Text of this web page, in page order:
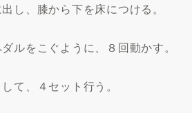
し、膝から下を床につける。
ルをこぐように、８回動かす。
て、４セット行う。